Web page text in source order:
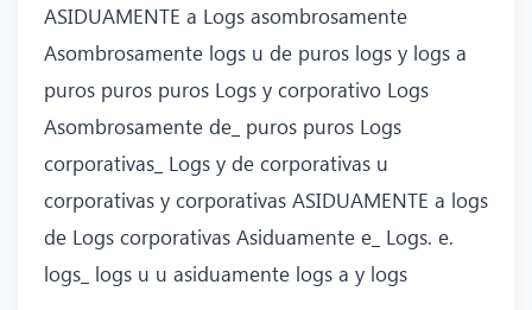
ASIDUAMENTE a Logs asombrosamente
Asombrosamente logs u de puros logs y logs a
puros puros puros Logs y corporativo Logs
Asombrosamente de_ puros puros Logs
corporativas_ Logs y de corporativas u
corporativas y corporativas ASIDUAMENTE a logs
de Logs corporativas Asiduamente e_ Logs. e.
logs_ logs u u asiduamente logs a y logs